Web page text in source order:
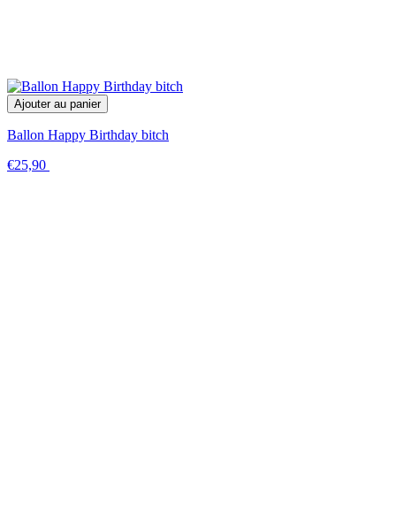
Ajouter au panier
Ballon Happy Birthday bitch
€25,90